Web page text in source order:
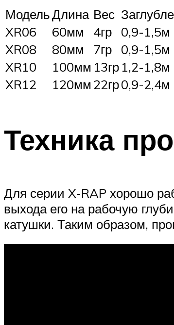
МодельДлина Вес
XR06
60мм 4гр 0,9-1,5м
XR08
80мм 7гр 0,9-1,5м
XR10
100мм 13гр 1,2-1,8м
XR12
120мм 22гр0,9-2,4м
Техника
Для серии X-RAP хорошо
выхода его на рабочую
катушки. Таким образом,